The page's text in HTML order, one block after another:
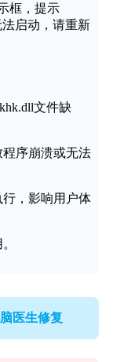
框，提示
启动，请重新
文件缺
序崩溃或无法
，影响用户体
医生修复